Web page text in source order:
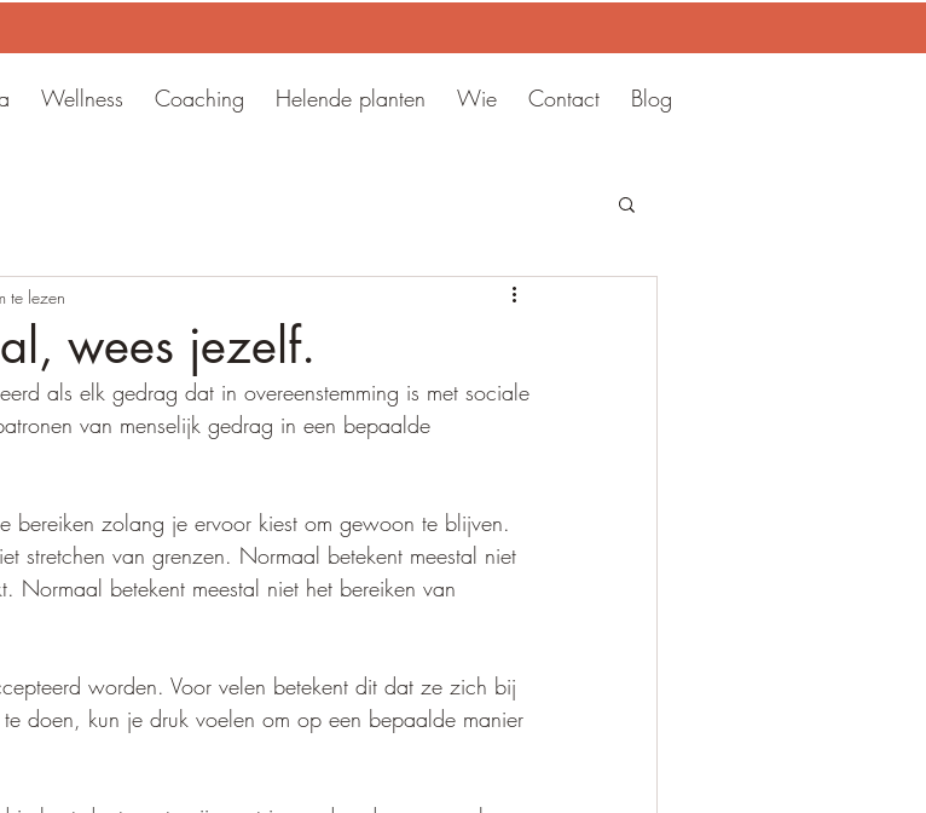
Wellness Coaching Helende planten Wie Contact Blog
wees jezelf.
te lezen
als elk gedrag dat in overeenstemming is met sociale
van menselijk gedrag in een bepaalde
bereiken zolang je ervoor kiest om gewoon te blijven.
stretchen van grenzen. Normaal betekent meestal niet
betekent meestal niet het bereiken van
worden. Voor velen betekent dit dat ze zich bij
doen, kun je druk voelen om op een bepaalde manier